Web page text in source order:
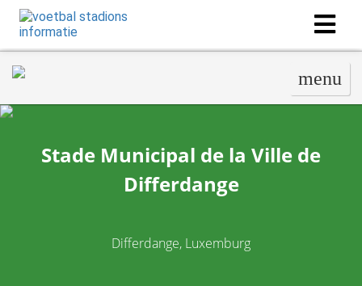
menu
Stade Municipal de la Ville de
Differdange
Differdange, Luxemburg